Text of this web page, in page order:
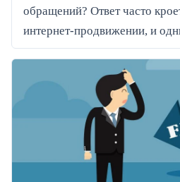
обращений? Ответ часто
интернет-продвижении, и